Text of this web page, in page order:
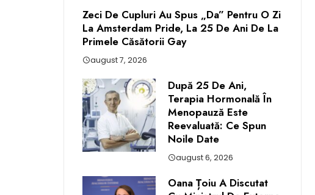
Zeci De Cupluri Au Spus „da” Pentru O Zi
La Amsterdam Pride, La 25 De Ani De La
Primele Căsătorii Gay
august 7, 2026
După 25 De Ani,
Terapia Hormonală În
Menopauză Este
Reevaluată: Ce Spun
Noile Date
august 6, 2026
Oana Țoiu A Discutat